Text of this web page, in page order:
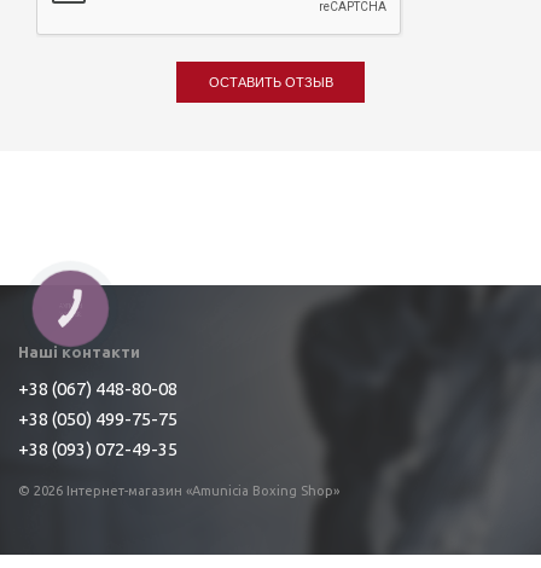
ОСТАВИТЬ ОТЗЫВ
Наші контакти
+38 (067) 448-80-08
+38 (050) 499-75-75
+38 (093) 072-49-35
© 2026 Інтернет-магазин «Amunicia Boxing Shop»